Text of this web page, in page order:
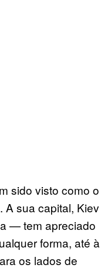
sido visto como o
A sua capital, Kiev
— tem apreciado
forma, até à
os lados de